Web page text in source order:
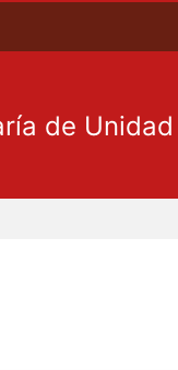
de Unidad